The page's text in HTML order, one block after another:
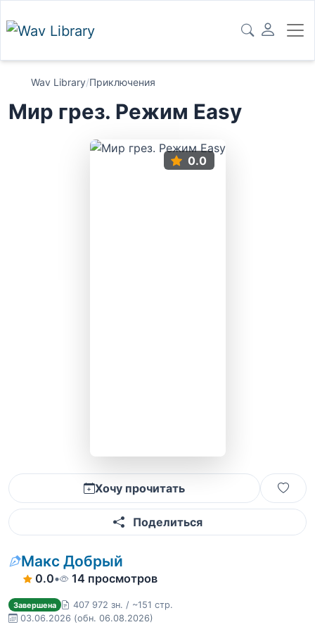
Wav Library/Приключения
Мир грез. Режим Easy
0.0
Хочу прочитать
Поделиться
Макс Добрый
0.0• 14 просмотров
Завершена
407 972 зн. / ~151 стр.
03.06.2026 (обн. 06.08.2026)